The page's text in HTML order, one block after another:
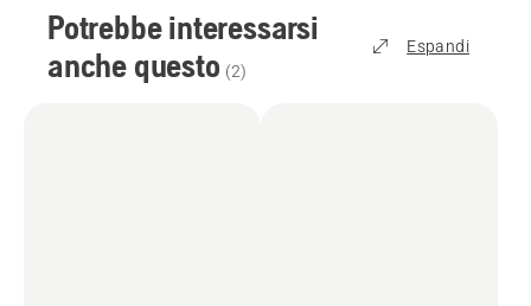
Potrebbe interessarsi
anche questo (2)
Espandi